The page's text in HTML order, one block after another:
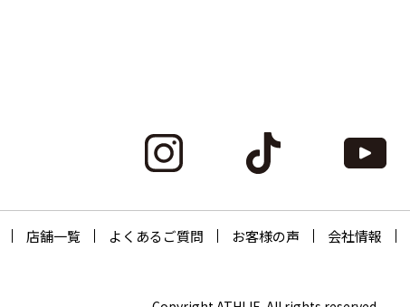
店舗一覧 よくあるご質問 お客様の声 会社情報